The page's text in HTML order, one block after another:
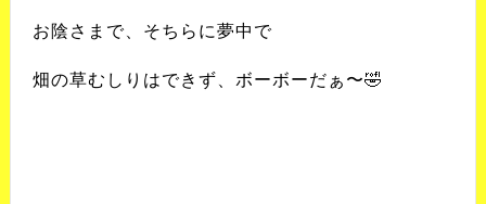
お陰さまで、 そちらに夢中で
畑の草むしりはできず、 ボーボーだぁ〜🤣